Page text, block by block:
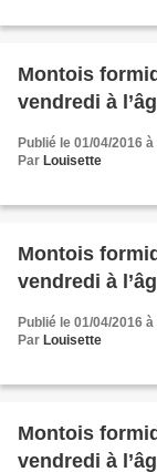
Montois
vendredi à
Publié le 01/04/2016
Par Louisette
Montois
vendredi à
Publié le 01/04/2016
Par Louisette
Montois
vendredi à